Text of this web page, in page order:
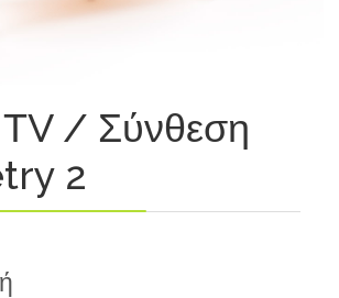
/ Σύνθεση
2